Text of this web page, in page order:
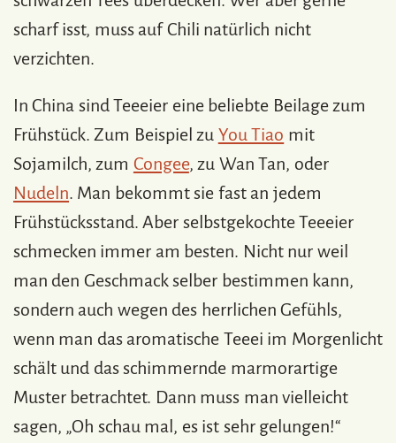
scharf isst, muss auf Chili natürlich nicht
verzichten.
In China sind Teeeier eine beliebte Beilage zum
Frühstück. Zum Beispiel zu You Tiao mit
Sojamilch, zum Congee, zu Wan Tan, oder
Nudeln. Man bekommt sie fast an jedem
Frühstücksstand. Aber selbstgekochte Teeeier
schmecken immer am besten. Nicht nur weil
man den Geschmack selber bestimmen kann,
sondern auch wegen des herrlichen Gefühls,
wenn man das aromatische Teeei im Morgenlicht
schält und das schimmernde marmorartige
Muster betrachtet. Dann muss man vielleicht
sagen, „Oh schau mal, es ist sehr gelungen!“